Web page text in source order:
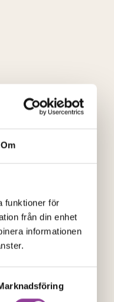
Om
funktioner för
från din enhet
informationen